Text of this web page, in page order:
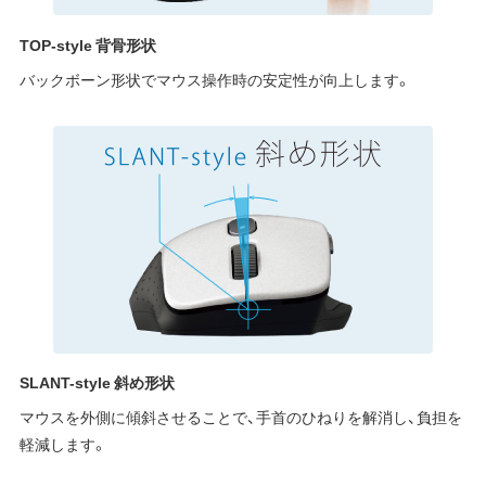
TOP-style 背骨形状
バックボーン形状でマウス操作時の安定性が向上します。
SLANT-style 斜め形状
マウスを外側に傾斜させることで、手首のひねりを解消し、負担を
軽減します。